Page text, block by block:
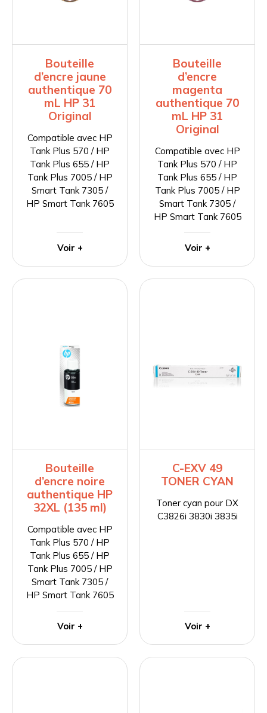
Bouteille
d’encre jaune
authentique 70
mL HP 31
Original
Compatible avec HP
Tank Plus 570 / HP
Tank Plus 655 / HP
Tank Plus 7005 / HP
Smart Tank 7305 /
HP Smart Tank 7605
Voir +
Bouteille
d’encre
magenta
authentique 70
mL HP 31
Original
Compatible avec HP
Tank Plus 570 / HP
Tank Plus 655 / HP
Tank Plus 7005 / HP
Smart Tank 7305 /
HP Smart Tank 7605
Voir +
Bouteille
d’encre noire
authentique HP
32XL (135 ml)
Compatible avec HP
Tank Plus 570 / HP
Tank Plus 655 / HP
Tank Plus 7005 / HP
Smart Tank 7305 /
HP Smart Tank 7605
Voir +
C-EXV 49
TONER CYAN
Toner cyan pour DX
C3826i 3830i 3835i
Voir +